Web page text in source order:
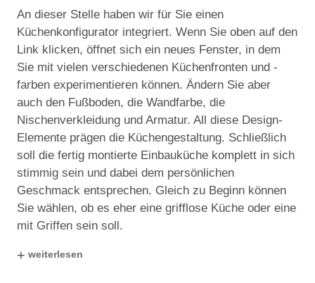
An dieser Stelle haben wir für Sie einen
Küchenkonfigurator integriert. Wenn Sie oben auf den
Link klicken, öffnet sich ein neues Fenster, in dem
Sie mit vielen verschiedenen Küchenfronten und -
farben experimentieren können. Ändern Sie aber
auch den Fußboden, die Wandfarbe, die
Nischenverkleidung und Armatur. All diese Design-
Elemente prägen die Küchengestaltung. Schließlich
soll die fertig montierte Einbauküche komplett in sich
stimmig sein und dabei dem persönlichen
Geschmack entsprechen. Gleich zu Beginn können
Sie wählen, ob es eher eine grifflose Küche oder eine
mit Griffen sein soll.
+ weiterlesen